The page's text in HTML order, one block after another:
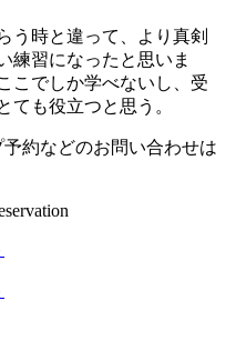
う時と違って、より真剣
練習になったと思いま
こでしか学べないし、受
ても役立つと思う。
約などのお問い合わせは